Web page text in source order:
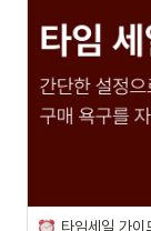
타임세일 가이